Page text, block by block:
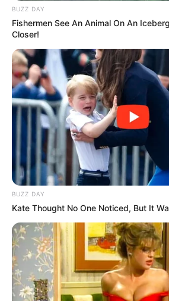
BUZZ DAY
Fishermen See An Animal On An
Closer!
BUZZ DAY
Kate Thought No One Noticed, But It